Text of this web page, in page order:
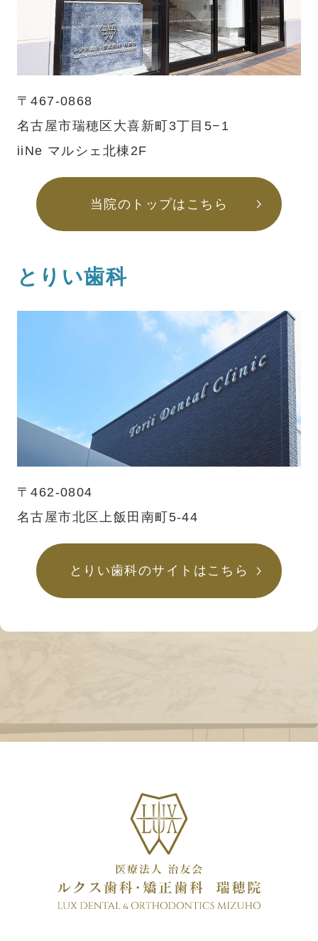
〒467-0868
名古屋市瑞穂区大喜新町3丁目5−1
iiNe マルシェ北棟2F
当院のトップはこちら
とりい歯科
〒462-0804
名古屋市北区上飯田南町5-44
とりい歯科のサイトはこちら